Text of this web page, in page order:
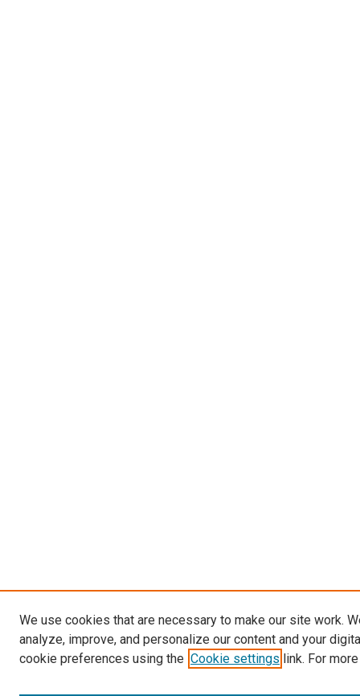
We use cookies that are necessary to make our site work.
analyze, improve, and personalize our content and your
cookie preferences using the Cookie settings link. For